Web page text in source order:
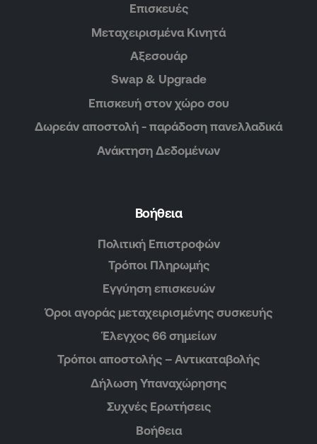
Επισκευές
Μεταχειρισμένα Κινητά
Αξεσουάρ
Swap & Upgrade
Επισκευή στον χώρο σου
Δωρεάν αποστολή - παράδοση πανελλαδικά
Ανάκτηση Δεδομένων
Βοήθεια
Πολιτική Επιστροφών
Τρόποι Πληρωμής
Εγγύηση επισκευών
Όροι αγοράς μεταχειρισμένης συσκευής
Έλεγχος 66 σημείων
Τρόποι αποστολής – Αντικαταβολής
Δήλωση Υπαναχώρησης
Συχνές Ερωτήσεις
Βοήθεια